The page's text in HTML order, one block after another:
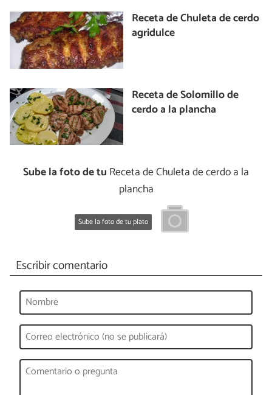
Receta de Chuleta de cerdo
agridulce
Receta de Solomillo de
cerdo a la plancha
Sube la foto de tu Receta de Chuleta de cerdo a la
plancha
Sube la foto de tu plato
Escribir comentario